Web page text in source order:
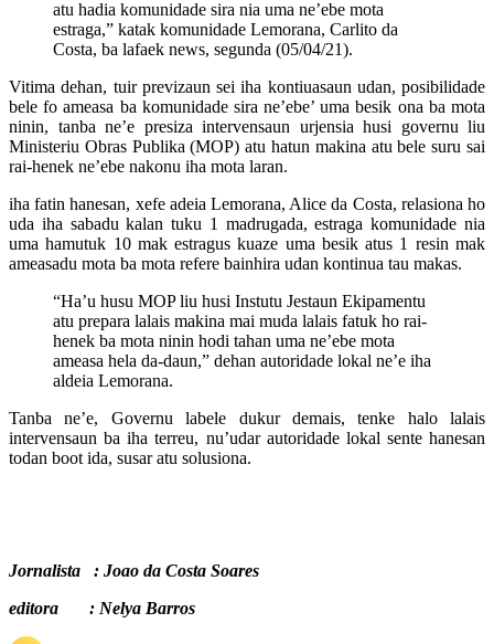
atu hadia komunidade sira nia uma ne’ebe mota
estraga,” katak komunidade Lemorana, Carlito da
Costa, ba lafaek news, segunda (05/04/21).
Vitima dehan, tuir previzaun sei iha kontiuasaun udan, posibilidade
bele fo ameasa ba komunidade sira ne’ebe’ uma besik ona ba mota
ninin, tanba ne’e presiza intervensaun urjensia husi governu liu
Ministeriu Obras Publika (MOP) atu hatun makina atu bele suru sai
rai-henek ne’ebe nakonu iha mota laran.
iha fatin hanesan, xefe adeia Lemorana, Alice da Costa, relasiona ho
uda iha sabadu kalan tuku 1 madrugada, estraga komunidade nia
uma hamutuk 10 mak estragus kuaze uma besik atus 1 resin mak
ameasadu mota ba mota refere bainhira udan kontinua tau makas.
“Ha’u husu MOP liu husi Instutu Jestaun Ekipamentu
atu prepara lalais makina mai muda lalais fatuk ho rai-
henek ba mota ninin hodi tahan uma ne’ebe mota
ameasa hela da-daun,” dehan autoridade lokal ne’e iha
aldeia Lemorana.
Tanba ne’e, Governu labele dukur demais, tenke halo lalais
intervensaun ba iha terreu, nu’udar autoridade lokal sente hanesan
todan boot ida, susar atu solusiona.
Jornalista : Joao da Costa Soares
editora : Nelya Barros